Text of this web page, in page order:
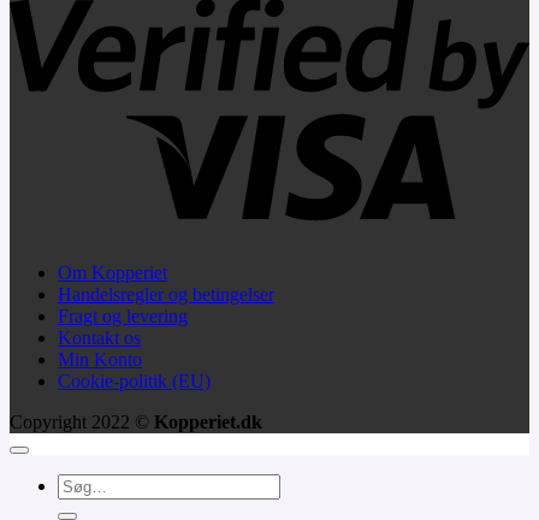
Om Kopperiet
Handelsregler og betingelser
Fragt og levering
Kontakt os
Min Konto
Cookie-politik (EU)
Copyright 2022 © Kopperiet.dk
Søg
efter: